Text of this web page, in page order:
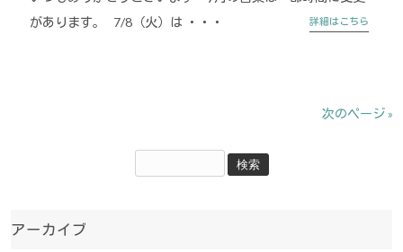
があります。 7/8（火）は ・・・
詳細はこちら
次のページ »
アーカイブ